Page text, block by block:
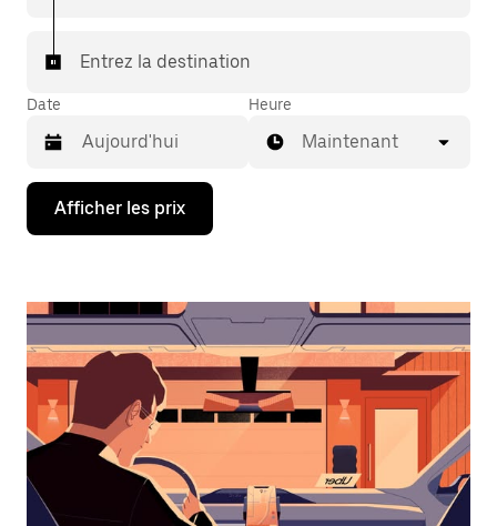
Entrez la destination
Date
Appuyez
la
bas
interagir
avec
calendrier
et
sélectionner
une
date.
Appuyez
Heure
Maintenant
Afficher les prix